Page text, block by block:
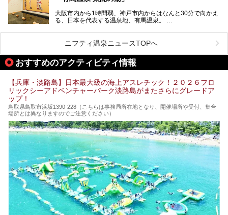
大阪市内から1時間弱、神戸市内からはなんと30分で向かえ
る、日本を代表する温泉地、有馬温泉。
有名な「金泉」と「銀泉」に加え、人工のの炭酸泉まで楽し
める、ある意味「最強」ともいえる施設です。
今回は自慢のお湯をメインにその魅力の数々を紹介します！
ニフティ温泉ニュースTOPへ
おすすめのアクティビティ情報
【兵庫・淡路島】日本最大級の海上アスレチック！２０２６フロ
リックシーアドベンチャーパーク淡路島がまたさらにグレードア
ップ！
鳥取県鳥取市浜坂1390‐228（こちらは事務局所在地となり、開催場所や受付、集合
場所とは異なりますのでご注意ください）